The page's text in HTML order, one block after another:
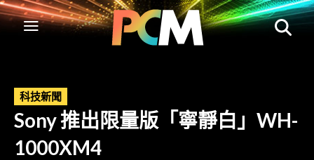
科技新聞
Sony 推出限量版「寧靜白」WH-
1000XM4